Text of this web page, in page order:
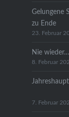
Gelungene
zu Ende
23. Februar
Nie wieder…
8. Februar
7. Februar